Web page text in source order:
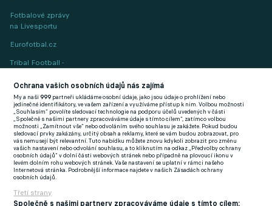
Fotbalové zprávy
na Livesportu
Eurofotbal.cz
Tribal Football -
(EN)
FlashFutbal (SK)
Tenisportal.cz
Tenisové zprávy
na Livesportu
Ochrana vašich osobních údajů nás zajímá
My a naši999 partneři ukládáme osobní údaje, jako jsou údaje o prohlížení nebo
jedinečné identifikátory, ve vašem zařízení a využíváme přístup k nim. Volbou možnosti
„Souhlasím“ povolíte sledovací technologie na podporu účelů uvedených v části
„Společně s našimi partnery zpracováváme údaje s tímto cílem“, zatímco volbou
možnosti „Zamítnout vše“ nebo odvoláním svého souhlasu je zakážete. Pokud budou
sledovací prvky zakázány, určitý obsah a reklamy, které se vám budou zobrazovat, pro
vás nemusejí být relevantní. Tuto nabídku můžete znovu kdykoli zobrazit pro změnu
vašich nastavení nebo odvolání souhlasu, a to kliknutím na odkaz „Předvolby ochrany
osobních údajů“ v dolní části webových stránek nebo případně na plovoucí ikonu v
levém dolním rohu webových stránek. Vaše nastavení se uplatní v rámci našeho
Internetová stránka. Podrobnější informace najdete v našich Zásadách ochrany
osobních údajů.
Třetí strany
Společně s našimi partnery zpracováváme údaje s tímto cílem: